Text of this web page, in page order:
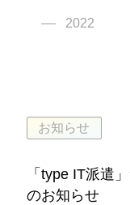
2022
お知らせ
「type IT派遣
のお知らせ